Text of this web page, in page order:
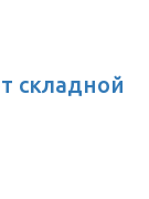
складной